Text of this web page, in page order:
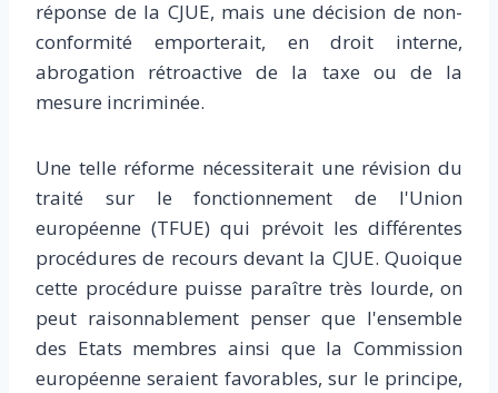
réponse de la CJUE, mais une décision de non-
conformité emporterait, en droit interne,
abrogation rétroactive de la taxe ou de la
mesure incriminée.
Une telle réforme nécessiterait une révision du
traité sur le fonctionnement de l'Union
européenne (TFUE) qui prévoit les différentes
procédures de recours devant la CJUE. Quoique
cette procédure puisse paraître très lourde, on
peut raisonnablement penser que l'ensemble
des Etats membres ainsi que la Commission
européenne seraient favorables, sur le principe,